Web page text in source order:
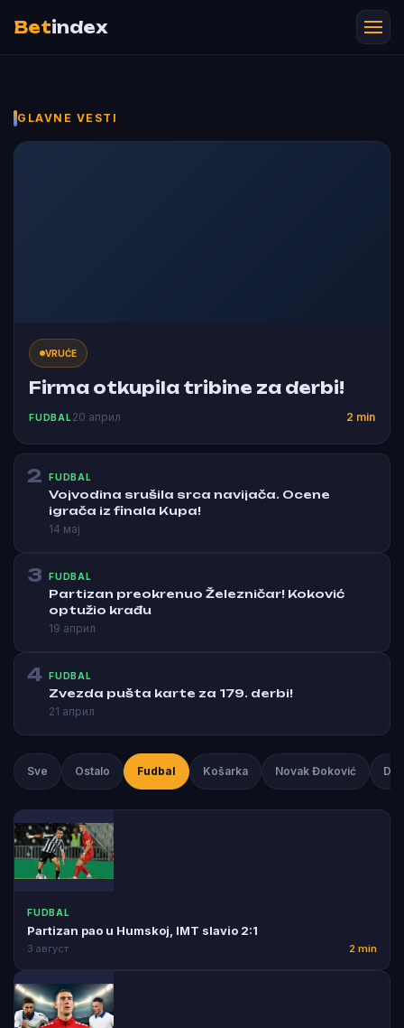
Betindex
GLAVNE VESTI
VRUĆE
Firma otkupila tribine za derbi!
FUDBAL 20 април 2 min
2 FUDBAL
Vojvodina srušila srca navijača. Ocene
igrača iz finala Kupa!
14 мај
3 FUDBAL
Partizan preokrenuo Železničar! Koković
optužio krađu
19 април
4 FUDBAL
Zvezda pušta karte za 179. derbi!
21 април
Sve Ostalo Fudbal Košarka Novak Đoković
FUDBAL
Partizan pao u Humskoj, IMT slavio 2:1
3 август 2 min